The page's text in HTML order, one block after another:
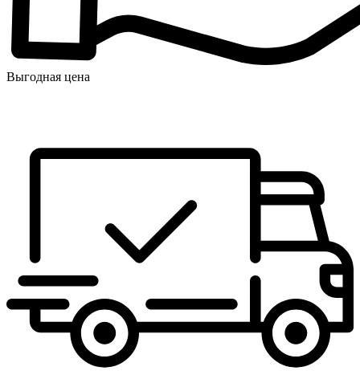
Выгодная цена